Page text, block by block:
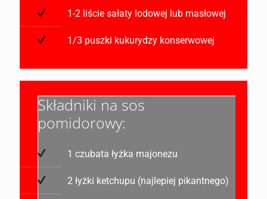
1-2 liście sałaty lodowej lub masłowej
1/3 puszki kukurydzy konserwowej
Składniki na sos
pomidorowy:
1 czubata łyżka majonezu
2 łyżki ketchupu (najlepiej pikantnego)